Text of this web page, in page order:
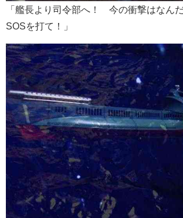
「艦長より司令部へ！ 今の衝撃はな
SOSを打て！」